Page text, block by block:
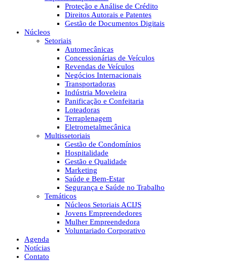
Proteção e Análise de Crédito
Direitos Autorais e Patentes
Gestão de Documentos Digitais
Núcleos
Setoriais
Automecânicas
Concessionárias de Veículos
Revendas de Veículos
Negócios Internacionais
Transportadoras
Indústria Moveleira
Panificação e Confeitaria
Loteadoras
Terraplenagem
Eletrometalmecânica
Multissetoriais
Gestão de Condomínios
Hospitalidade
Gestão e Qualidade
Marketing
Saúde e Bem-Estar
Segurança e Saúde no Trabalho
Temáticos
Núcleos Setoriais ACIJS
Jovens Empreendedores
Mulher Empreendedora
Voluntariado Corporativo
Agenda
Notícias
Contato